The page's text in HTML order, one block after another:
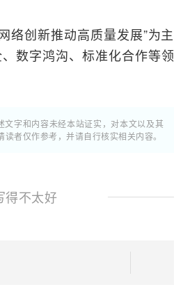
络创新推动高质量发展”为主
、数字鸿沟、标准化合作等领
字和内容未经本站证实，对本文以及其
者仅作参考，并请自行核实相关内容。
得不太好